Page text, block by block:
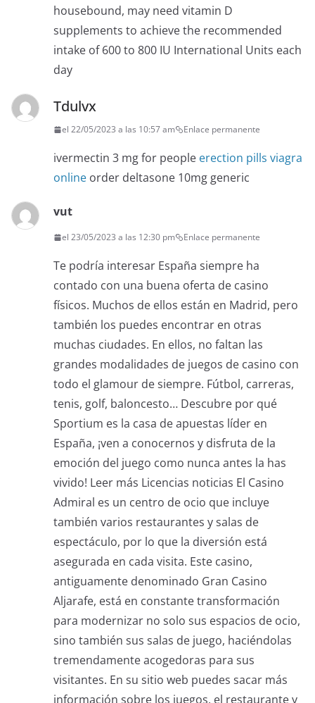
housebound, may need vitamin D
supplements to achieve the recommended
intake of 600 to 800 IU International Units each
day
Tdulvx
el 22/05/2023 a las 10:57 am Enlace permanente
ivermectin 3 mg for people erection pills viagra
online order deltasone 10mg generic
vut
el 23/05/2023 a las 12:30 pm Enlace permanente
Te podría interesar España siempre ha
contado con una buena oferta de casino
físicos. Muchos de ellos están en Madrid, pero
también los puedes encontrar en otras
muchas ciudades. En ellos, no faltan las
grandes modalidades de juegos de casino con
todo el glamour de siempre. Fútbol, carreras,
tenis, golf, baloncesto… Descubre por qué
Sportium es la casa de apuestas líder en
España, ¡ven a conocernos y disfruta de la
emoción del juego como nunca antes la has
vivido! Leer más Licencias noticias El Casino
Admiral es un centro de ocio que incluye
también varios restaurantes y salas de
espectáculo, por lo que la diversión está
asegurada en cada visita. Este casino,
antiguamente denominado Gran Casino
Aljarafe, está en constante transformación
para modernizar no solo sus espacios de ocio,
sino también sus salas de juego, haciéndolas
tremendamente acogedoras para sus
visitantes. En su sitio web puedes sacar más
información sobre los juegos, el restaurante y